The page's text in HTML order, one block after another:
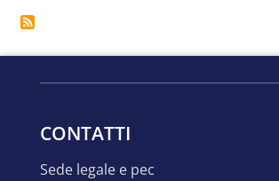
CONTATTI
sede legale e pec